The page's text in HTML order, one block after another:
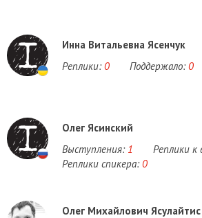
Инна Витальевна Ясенчук
Реплики: 0 Поддержало: 0
Олег Ясинский
Выступления: 1 Реплики к
Реплики спикера: 0
Олег Михайлович Ясулайтис